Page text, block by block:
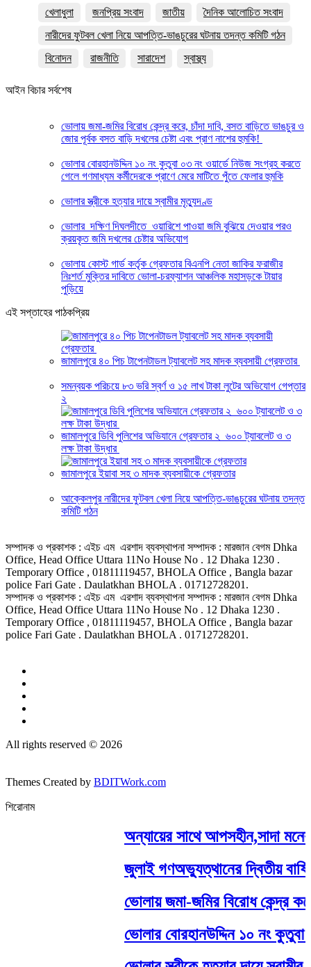
খেলাধুলা
জনপ্রিয় সংবাদ জাতীয়
দৈনিক আলোচিত সংবাদ
নারীদের ফুটবল খেলা নিয়ে আপত্তি-ভাঙচুরের ঘটনায় তদন্ত কমিটি গঠন
বিনোদন
রাজনীতি সারাদেশ স্বাস্থ্য
আইন বিচার সর্বশেষ
ভোলায় জমা-জমির বিরোধ কেন্দ্র করে, চাঁদা দাবি, বসত বাড়িতে ভাঙচুর ও
জোর পূর্বক বসত বাড়ি দখলের চেষ্টা এবং প্রাণ নাশের হুমকি! ‎
ভোলার বোরহানউদ্দিন ১০ নং কুতুবা ০৩ নং ওয়ার্ডে নিউজ সংগ্রহ করতে
গেলে গণমাধ্যম কর্মীদেরকে প্রাণে মেরে মাটিতে পুঁতে ফেলার হুমকি
ভোলার স্ত্রীকে হত্যার দায়ে স্বামীর মৃত্যুদণ্ড
ভোলার দক্ষিণ দিঘলদীতে ওয়ারিশে পাওয়া জমি বুঝিয়ে দেওয়ার পরও
ক্রয়কৃত জমি দখলের চেষ্টার অভিযোগ
ভোলায় কোস্ট গার্ড কর্তৃক গ্রেফতার বিএনপি নেতা জাকির ফরাজীর
নিঃশর্ত মুক্তির দাবিতে ভোলা-চরফ্যাশন আঞ্চলিক মহাসড়কে টায়ার
পুড়িয়ে
এই সপ্তাহের পাঠকপ্রিয়
জামালপুরে ৪০ পিচ টাপেনটাডল ট্যাবলেট সহ মাদক ব্যবসায়ী গ্রেফতার
সমন্বয়ক পরিচয়ে ৮৩ ভরি স্বর্ণ ও ১৫ লাখ টাকা লুটের অভিযোগ গেপ্তার
২
জামালপুরে ডিবি পুলিশের অভিযানে গ্রেফতার ২ ৬০০ ট্যাবলেট ও ৩
লক্ষ টাকা উদ্ধার
জামালপুরে ইয়াবা সহ ৩ মাদক ব্যবসায়ীকে গ্রেফতার
আক্কেলপুর নারীদের ফুটবল খেলা নিয়ে আপত্তি-ভাঙচুরের ঘটনায় তদন্ত
কমিটি গঠন
সম্পাদক ও প্রকাশক : এইচ এম এরশাদ ব্যবস্থাপনা সম্পাদক : মারজান বেগম Dhka
Office, Head Office Uttara 11No House No . 12 Dhaka 1230 .
Temporary Office , 01811119457, BHOLA Office , Bangla bazar
police Fari Gate . Daulatkhan BHOLA . 01712728201.
সম্পাদক ও প্রকাশক : এইচ এম এরশাদ ব্যবস্থাপনা সম্পাদক : মারজান বেগম Dhka
Office, Head Office Uttara 11No House No . 12 Dhaka 1230 .
Temporary Office , 01811119457, BHOLA Office , Bangla bazar
police Fari Gate . Daulatkhan BHOLA . 01712728201.
All rights reserved © 2026
Themes Created by BDITWork.com
শিরোনাম
অন্যায়ের সাথে আপসহীন,সাদা
জুলাই গণঅভ্যুত্থানের দ্বিতীয়
ভোলায় জমা-জমির বিরোধ কেন্দ্র
ভোলার বোরহানউদ্দিন ১০ নং কুতুবা